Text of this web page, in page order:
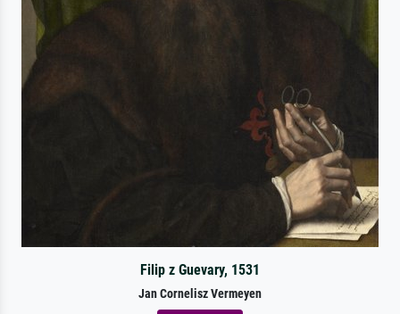
Filip z Guevary, 1531
Jan Cornelisz Vermeyen